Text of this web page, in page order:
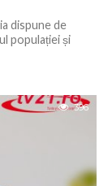
dispune de
populației și
396